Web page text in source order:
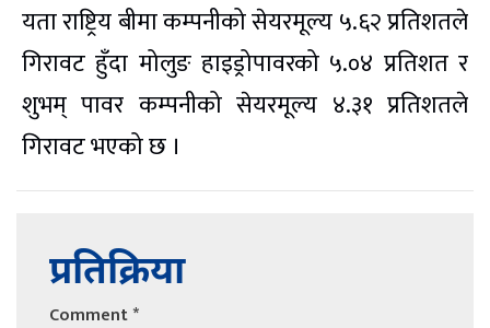
यता राष्ट्रिय बीमा कम्पनीको सेयरमूल्य ५.६२ प्रतिशतले
गिरावट हुँदा मोलुङ हाइड्रोपावरको ५.०४ प्रतिशत र
शुभम् पावर कम्पनीको सेयरमूल्य ४.३१ प्रतिशतले
गिरावट भएको छ ।
प्रतिक्रिया
Comment*